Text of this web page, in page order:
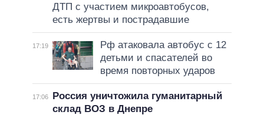
ДТП с участием микроавтобусов,
есть жертвы и пострадавшие
17:19
Рф атаковала автобус с 12
детьми и спасателей во
время повторных ударов
17:06
Россия уничтожила гуманитарный
склад ВОЗ в Днепре